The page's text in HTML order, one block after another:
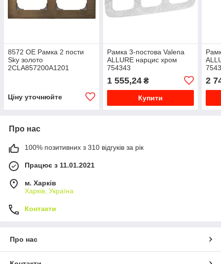
8572 OE Рамка 2 пости
Sky золото
2CLA857200A1201
Ціну уточнюйте
Рамка 3-постова Valena
ALLURE нарцис хром
754343
1 555,24₴
Купити
2
Про нас
100% позитивних з 310 відгуків за рік
Працює з 11.01.2021
м. Харків
Харків, Україна
Контакти
Про нас